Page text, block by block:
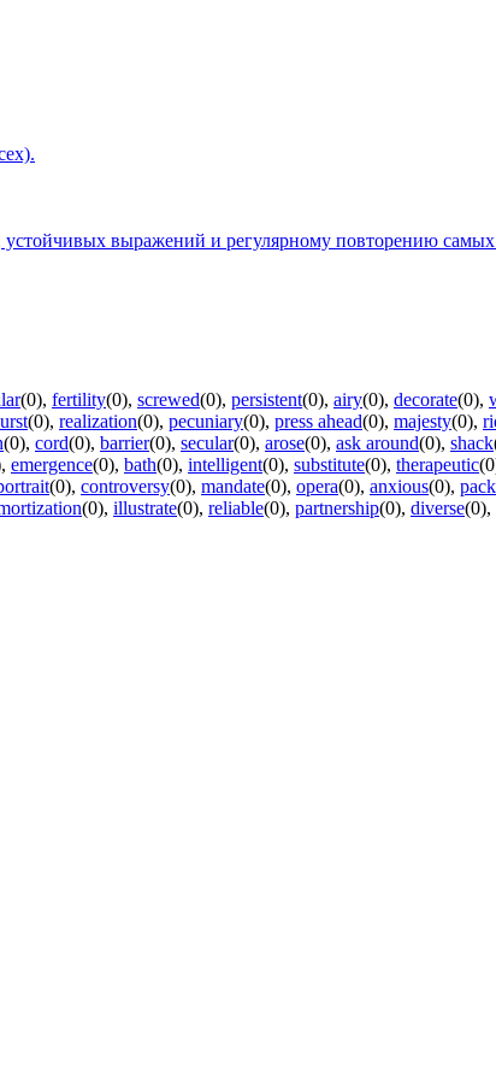
выражений и регулярному повторению
(0), fertility(0), screwed(0), persistent(0), airy(0), decorate(0),
(0), realization(0), pecuniary(0), press ahead(0), majesty(0),
(0), cord(0), barrier(0), secular(0), arose(0), ask around(0), shack
, emergence(0), bath(0), intelligent(0), substitute(0), therapeutic
(0), controversy(0), mandate(0), opera(0), anxious(0),
(0), illustrate(0), reliable(0), partnership(0), diverse(0),